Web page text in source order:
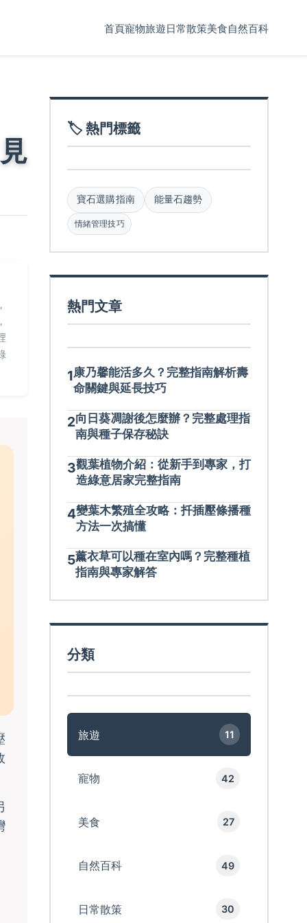
首頁寵物旅遊日常散策美食自然百科
🏷️ 熱門標籤
寶石選購指南 能量石趨勢
情緒管理技巧
熱門文章
1康乃馨能活多久？完整指南解析壽
命關鍵與延長技巧
2向日葵凋謝後怎麼辦？完整處理指
南與種子保存秘訣
3觀葉植物介紹：從新手到專家，打
造綠意居家完整指南
4變葉木繁殖全攻略：扦插壓條播種
方法一次搞懂
5薰衣草可以種在室內嗎？完整種植
指南與專家解答
分類
旅遊 11
寵物 42
美食 27
自然百科 49
日常散策 30